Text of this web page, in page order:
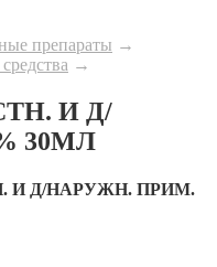
препараты →
→
И Д/
30МЛ
И Д/НАРУЖН. ПРИМ.